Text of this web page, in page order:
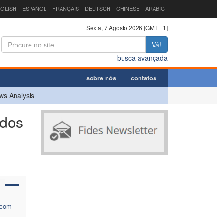
ESPAÑOL FRANÇAIS DEUTSCH CHINESE ARABIC
Sexta, 7 Agosto 2026 [GMT +1]
Vá!
busca avançada
sobre nós contatos
Analysis